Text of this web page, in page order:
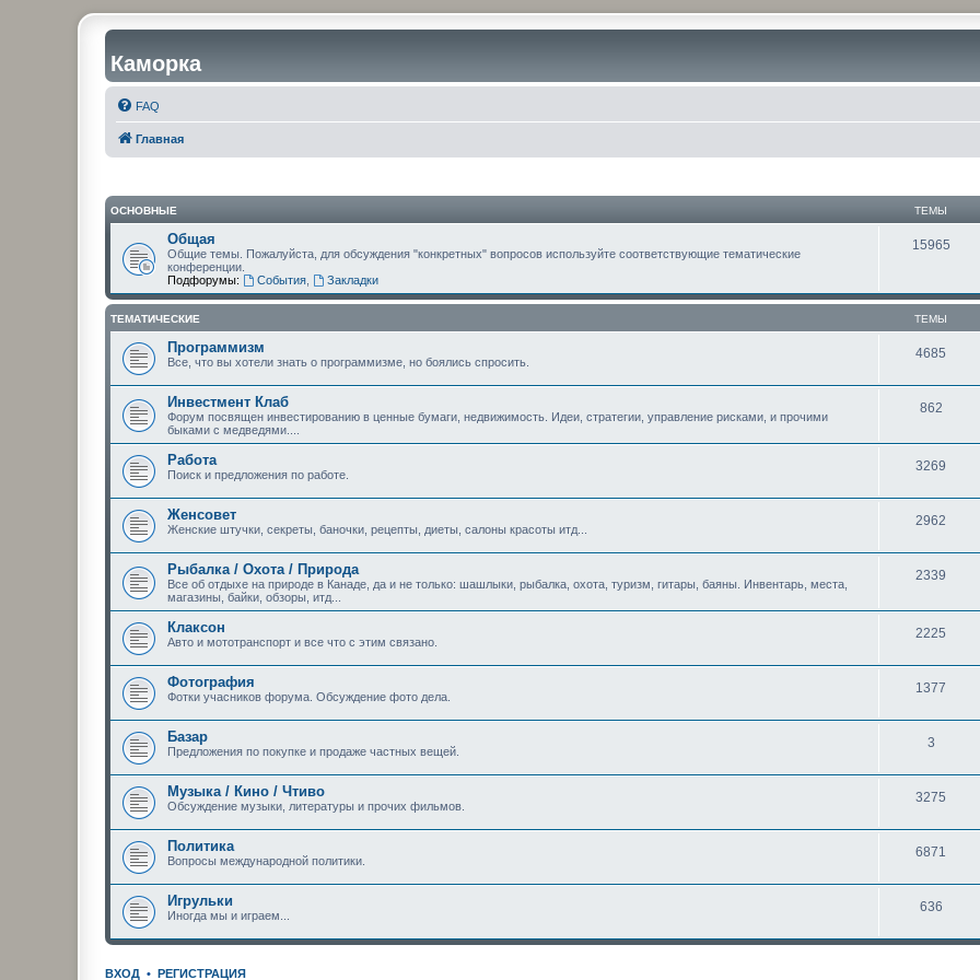
Каморка
FAQ
Главная
ОСНОВНЫЕ ТЕМЫ
Общая
Общие темы. Пожалуйста, для обсуждения "конкретных" вопросов используйте соответствующие тематические
конференции.
Подфорумы:
События, Закладки
15965
ТЕМАТИЧЕСКИЕ ТЕМЫ
Программизм
Все, что вы хотели знать о программизме, но боялись спросить.
4685
Инвестмент Клаб
Форум посвящен инвестированию в ценные бумаги, недвижимость. Идеи, стратегии, управление рисками, и прочими
быками с медведями....
862
Работа
Поиск и предложения по работе.
3269
Женсовет
Женские штучки, секреты, баночки, рецепты, диеты, салоны красоты итд...
2962
Рыбалка / Охота / Природа
Все об отдыхе на природе в Канаде, да и не только: шашлыки, рыбалка, охота, туризм, гитары, баяны. Инвентарь, места,
магазины, байки, обзоры, итд...
2339
Клаксон
Авто и мототранспорт и все что с этим связано.
2225
Фотография
Фотки учасников форума. Обсуждение фото дела.
1377
Базар
Предложения по покупке и продаже частных вещей.
3
Музыка / Кино / Чтиво
Обсуждение музыки, литературы и прочих фильмов.
3275
Политика
Вопросы международной политики.
6871
Игрульки
Иногда мы и играем...
636
ВХОД • РЕГИСТРАЦИЯ